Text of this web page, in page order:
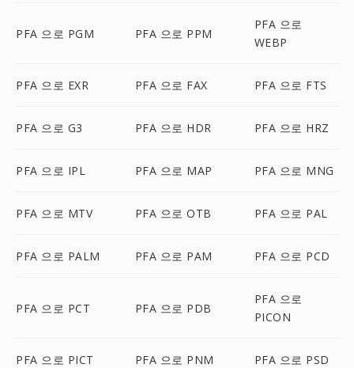
PFA 으로 PGM PFA 으로 PPM
PFA 으로
WEBP
PFA 으로 EXR PFA 으로 FAX PFA 으로 FTS
PFA 으로 G3 PFA 으로 HDR PFA 으로 HRZ
PFA 으로 IPL PFA 으로 MAP PFA 으로 MNG
PFA 으로 MTV PFA 으로 OTB PFA 으로 PAL
PFA 으로 PALM PFA 으로 PAM PFA 으로 PCD
PFA 으로 PCT PFA 으로 PDB
PFA 으로
PICON
PFA 으로 PICT PFA 으로 PNM PFA 으로 PSD